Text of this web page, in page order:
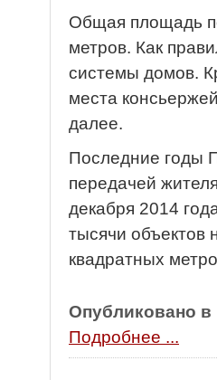
Общая площадь
метров. Как
системы домов.
места
далее.
Последние годы
передачей
декабря 2014
тысячи
квадратных
Опубликовано в
Подробнее ...